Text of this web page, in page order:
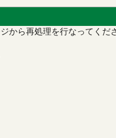
から再処理を行なってくだ